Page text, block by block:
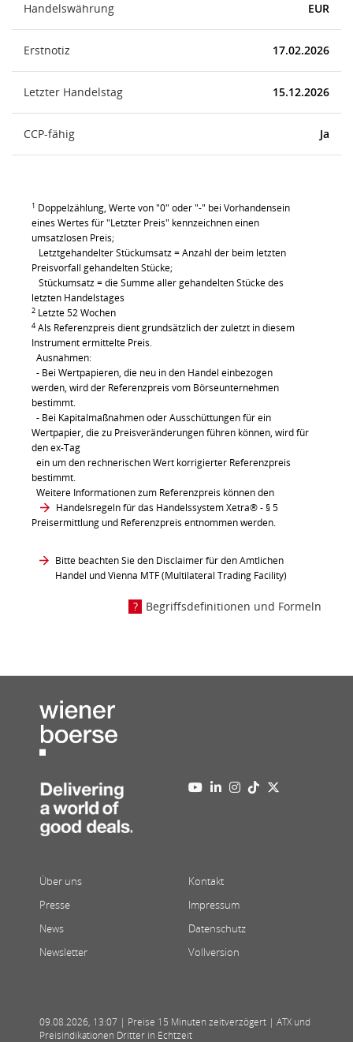
Handelswährung EUR
Erstnotiz 17.02.2026
Letzter Handelstag 15.12.2026
CCP-fähig Ja
1 Doppelzählung, Werte von "0" oder "-" bei Vorhandensein
eines Wertes für "Letzter Preis" kennzeichnen einen
umsatzlosen Preis;
Letztgehandelter Stückumsatz = Anzahl der beim letzten
Preisvorfall gehandelten Stücke;
Stückumsatz = die Summe aller gehandelten Stücke des
letzten Handelstages
2 Letzte 52 Wochen
4 Als Referenzpreis dient grundsätzlich der zuletzt in diesem
Instrument ermittelte Preis.
Ausnahmen:
- Bei Wertpapieren, die neu in den Handel einbezogen
werden, wird der Referenzpreis vom Börseunternehmen
bestimmt.
- Bei Kapitalmaßnahmen oder Ausschüttungen für ein
Wertpapier, die zu Preisveränderungen führen können, wird für
den ex-Tag
ein um den rechnerischen Wert korrigierter Referenzpreis
bestimmt.
Weitere Informationen zum Referenzpreis können den
Handelsregeln für das Handelssystem Xetra®- § 5
Preisermittlung und Referenzpreis entnommen werden.
Bitte beachten Sie den Disclaimer für den Amtlichen
Handel und Vienna MTF (Multilateral Trading Facility)
Begriffsdefinitionen und Formeln
Über uns
Presse
News
Newsletter
Kontakt
Impressum
Datenschutz
Vollversion
09.08.2026, 13:07 | Preise 15 Minuten zeitverzögert | ATX und
Preisindikationen Dritter in Echtzeit